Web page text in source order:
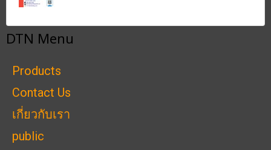
DTN Menu
Products
Contact Us
เกี่ยวกับเรา
public